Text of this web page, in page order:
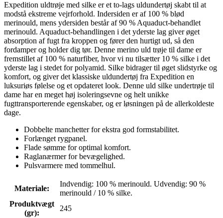
Expedition uldtrøje med silke er et to-lags uldundertøj skabt til at
modstå ekstreme vejrforhold. Indersiden er af 100 % blød
merinould, mens ydersiden består af 90 % Aquaduct-behandlet
merinould. Aquaduct-behandlingen i det yderste lag giver øget
absorption af fugt fra kroppen og fører den hurtigt ud, så den
fordamper og holder dig tør. Denne merino uld trøje til dame er
fremstillet af 100 % naturfiber, hvor vi nu tilsætter 10 % silke i det
yderste lag i stedet for polyamid. Silke bidrager til øget slidstyrke og
komfort, og giver det klassiske uldundertøj fra Expedition en
luksuriøs følelse og et opdateret look. Denne uld silke undertrøje til
dame har en meget høj isoleringsevne og helt unikke
fugttransporterende egenskaber, og er løsningen på de allerkoldeste
dage.
Dobbelte manchetter for ekstra god formstabilitet.
Forlænget rygpanel.
Flade sømme for optimal komfort.
Raglanærmer for bevægelighed.
Pulsvarmere med tommelhul.
Materiale:
Indvendig: 100 % merinould. Udvendig: 90 %
merinould / 10 % silke.
Produktvægt
(gr):
245